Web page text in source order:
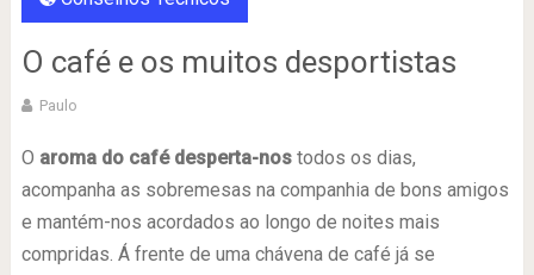
O café e os muitos desportistas
Paulo
O aroma do café desperta-nostodos os dias,
acompanha as sobremesas na companhia de bons amigos
e mantém-nos acordados ao longo de noites mais
compridas. Á frente de uma chávena de café já se